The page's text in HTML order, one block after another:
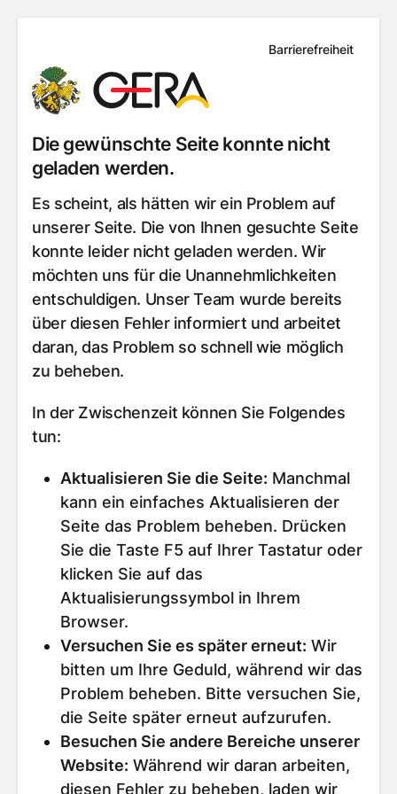
Barrierefreiheit
Die gewünschte Seite konnte nicht
geladen werden.
Es scheint, als hätten wir ein Problem auf
unserer Seite. Die von Ihnen gesuchte Seite
konnte leider nicht geladen werden. Wir
möchten uns für die Unannehmlichkeiten
entschuldigen. Unser Team wurde bereits
über diesen Fehler informiert und arbeitet
daran, das Problem so schnell wie möglich
zu beheben.
In der Zwischenzeit können Sie Folgendes
tun:
Aktualisieren Sie die Seite: Manchmal
kann ein einfaches Aktualisieren der
Seite das Problem beheben. Drücken
Sie die Taste F5 auf Ihrer Tastatur oder
klicken Sie auf das
Aktualisierungssymbol in Ihrem
Browser.
Versuchen Sie es später erneut: Wir
bitten um Ihre Geduld, während wir das
Problem beheben. Bitte versuchen Sie,
die Seite später erneut aufzurufen.
Besuchen Sie andere Bereiche unserer
Website: Während wir daran arbeiten,
diesen Fehler zu beheben, laden wir